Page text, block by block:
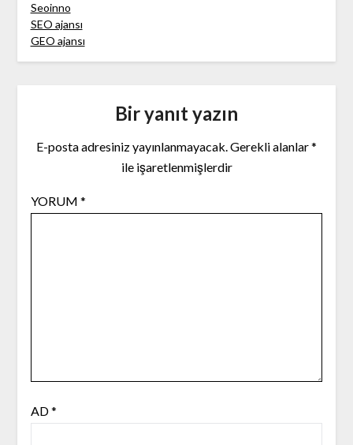
Seoinno
SEO ajansı
GEO ajansı
Bir yanıt yazın
E-posta adresiniz yayınlanmayacak.Gerekli alanlar*
ile işaretlenmişlerdir
YORUM *
AD*